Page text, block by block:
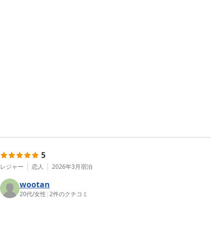
5
レジャー 恋人 2026年3月宿泊
wootan
20代/女性 |2件のクチコミ